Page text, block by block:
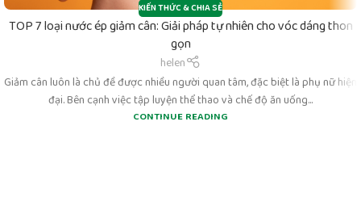
KIẾN THỨC & CHIA SẺ
TOP 7 loại nước ép giảm cân: Giải pháp tự nhiên cho vóc dáng thon
gọn
helen
Giảm cân luôn là chủ đề được nhiều người quan tâm, đặc biệt là phụ nữ hiện
đại. Bên cạnh việc tập luyện thể thao và chế độ ăn uống...
CONTINUE READING